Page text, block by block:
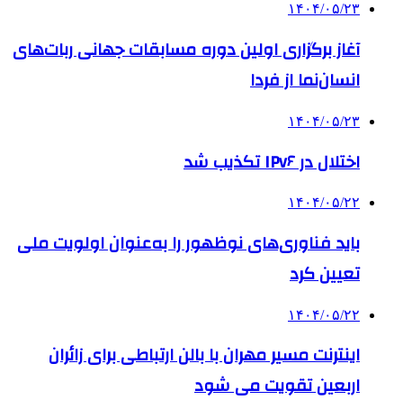
۱۴۰۴/۰۵/۲۳
آغاز برگزاری اولین دوره مسابقات جهانی ربات‌های
انسان‌نما از فردا
۱۴۰۴/۰۵/۲۳
اختلال در IPv۶ تکذیب شد
۱۴۰۴/۰۵/۲۲
باید فناوری‌های نوظهور را به‌عنوان اولویت ملی
تعیین کرد
۱۴۰۴/۰۵/۲۲
اینترنت مسیر مهران با بالن ارتباطی برای زائران
اربعین تقویت می شود